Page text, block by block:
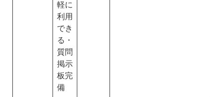
軽に
利用
でき
る・
質問
掲示
板完
備